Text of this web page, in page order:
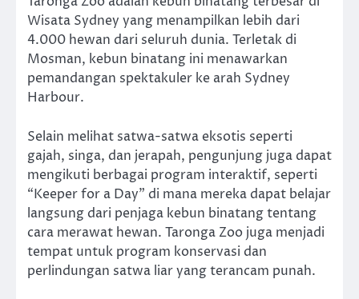
Wisata Sydney yang menampilkan lebih dari
4.000 hewan dari seluruh dunia. Terletak di
Mosman, kebun binatang ini menawarkan
pemandangan spektakuler ke arah Sydney
Harbour.
Selain melihat satwa-satwa eksotis seperti
gajah, singa, dan jerapah, pengunjung juga dapat
mengikuti berbagai program interaktif, seperti
“Keeper for a Day” di mana mereka dapat belajar
langsung dari penjaga kebun binatang tentang
cara merawat hewan. Taronga Zoo juga menjadi
tempat untuk program konservasi dan
perlindungan satwa liar yang terancam punah.